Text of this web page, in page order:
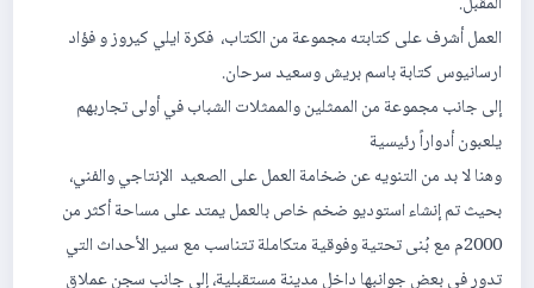
العمل أشرف على كتابته مجموعة من الكتاب، فكرة ايلي كيروز و فؤاد
ارسانيوس كتابة باسم بريش وسعيد سرحان.
إلى جانب مجموعة من الممثلين والممثلات الشباب في أولى تجاربهم
يلعبون أدواراً رئيسية
وهنا لا بد من التنويه عن ضخامة العمل على الصعيد الإنتاجي والفني،
بحيث تم إنشاء استوديو ضخم خاص بالعمل يمتد على مساحة أكثر من
2000م مع بُنى تحتية وفوقية متكاملة تتناسب مع سير الأحداث التي
تدور في بعض جوانبها داخل مدينة مستقبلية، إلى جانب سجن عملاق